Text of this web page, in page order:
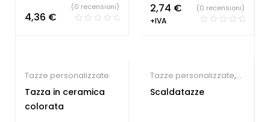
4,36 €
(0 recensioni) 2,74 €
+IVA
(0 recensioni)
Tazze personalizzate
Tazza in ceramica
colorata
Tazze personalizzate,
Tecnologia ecologica
Scaldatazze